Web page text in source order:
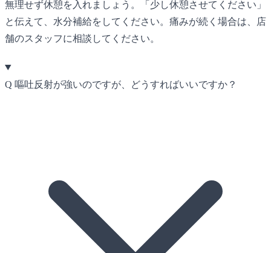
無理せず休憩を入れましょう。「少し休憩させてください」
と伝えて、水分補給をしてください。痛みが続く場合は、店
舗のスタッフに相談してください。
Q 嘔吐反射が強いのですが、どうすればいいですか？